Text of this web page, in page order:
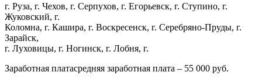
г. Руза, г. Чехов, г. Серпухов, г. Егорьевск, г. Ступино, г.
Жуковский, г.
Коломна, г. Кашира, г. Воскресенск, г. Серебряно-Пруды, г.
Зарайск,
г. Луховицы, г. Ногинск, г. Лобня, г.
Заработная платасредняя заработная плата – 55 000 руб.